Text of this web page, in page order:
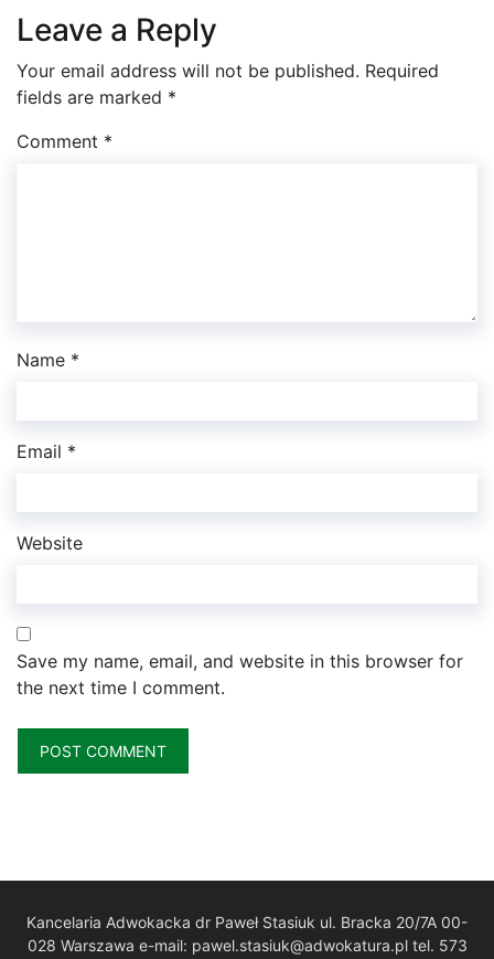
Leave a Reply
Your email address will not be published. Required
fields are marked *
Comment *
Name *
Email *
Website
Save my name, email, and website in this browser for
the next time I comment.
Kancelaria Adwokacka dr Paweł Stasiuk ul. Bracka 20/7A 00-
028 Warszawa e-mail: pawel.stasiuk@adwokatura.pl tel. 573